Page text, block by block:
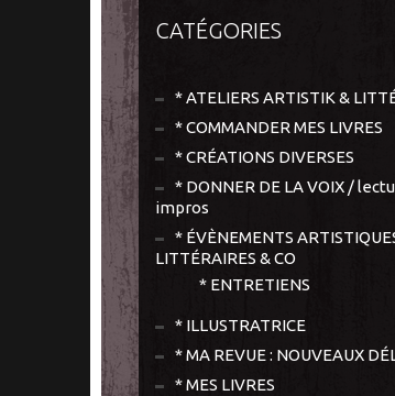
CATÉGORIES
* ATELIERS ARTISTIK &
* COMMANDER MES LIVRES
* CRÉATIONS DIVERSES
* DONNER DE LA VOIX /
impros
* ÉVÈNEMENTS
LITTÉRAIRES & CO
* ENTRETIENS
* ILLUSTRATRICE
* MA REVUE : NOUVEAUX
* MES LIVRES